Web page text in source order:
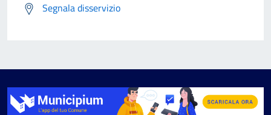
Segnala disservizio